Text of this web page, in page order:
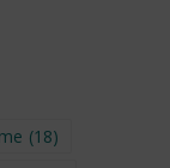
(18)